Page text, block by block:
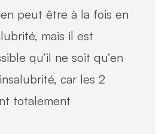
peut être à la fois en
mais il est
qu’il ne soit qu’en
car les 2
totalement